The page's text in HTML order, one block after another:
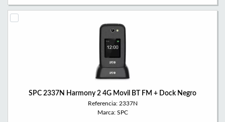
SPC 2337N Harmony 2 4G Movil BT FM + Dock Negro
Referencia: 2337N
Marca: SPC